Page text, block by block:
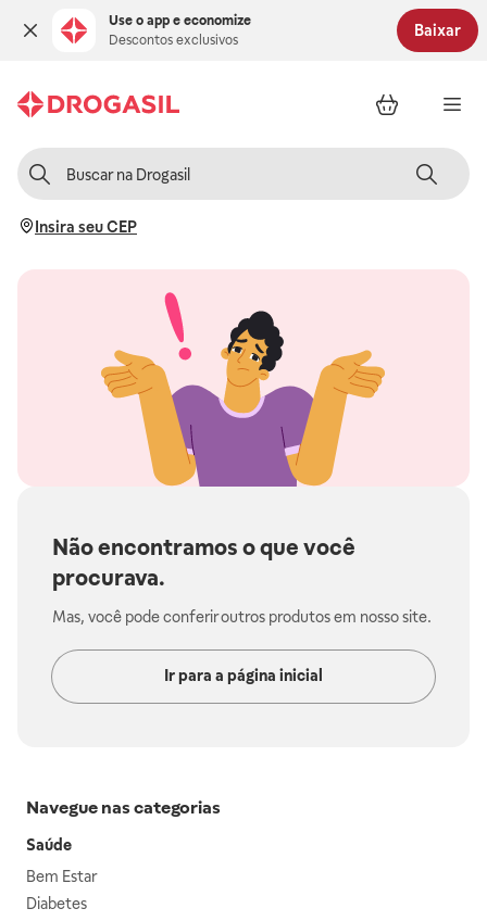
Use o app e economize
Descontos exclusivos
Baixar
Insira seu CEP
Não encontramos o que você
procurava.
Mas, você pode conferir outros produtos em nosso site.
Ir para a página inicial
Navegue nas categorias
Saúde
Bem Estar
Diabetes